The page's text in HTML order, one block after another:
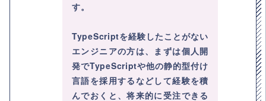
す。
TypeScriptを経験したことがない
エンジニアの方は、まずは個人開
発でTypeScriptや他の静的型付け
言語を採用するなどして経験を積
んでおくと、将来的に受注できる